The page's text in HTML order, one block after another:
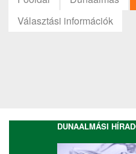
Választási információk
DUNAALMÁSI